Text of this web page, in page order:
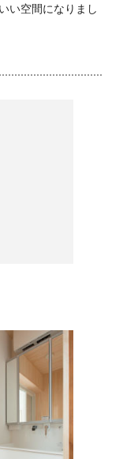
い空間になりまし